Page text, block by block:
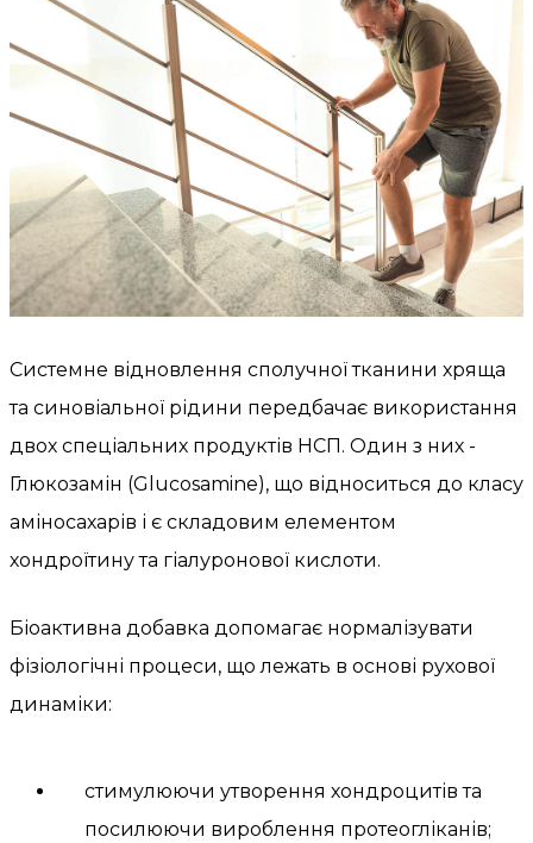
Системне відновлення сполучної тканини хряща
та синовіальної рідини передбачає використання
двох спеціальних продуктів НСП. Один з них -
Глюкозамін (Glucosamine), що відноситься до класу
аміносахарів і є складовим елементом
хондроїтину та гіалуронової кислоти.
Біоактивна добавка допомагає нормалізувати
фізіологічні процеси, що лежать в основі рухової
динаміки:
стимулюючи утворення хондроцитів та
посилюючи вироблення протеогліканів;